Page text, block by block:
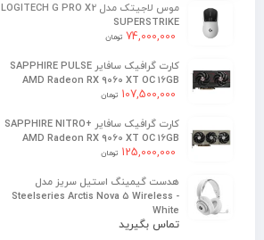
موس لاجیتک مدل LOGITECH G PRO X2
SUPERSTRIKE
74,000,000 تومان
کارت گرافیک سافایر SAPPHIRE PULSE
AMD Radeon RX 9060 XT OC 16GB
107,500,000 تومان
کارت گرافیک سافایر SAPPHIRE NITRO+
AMD Radeon RX 9060 XT OC 16GB
125,000,000 تومان
هدست گیمینگ استیل سریز مدل
Steelseries Arctis Nova 5 Wireless -
White
تماس بگیرید